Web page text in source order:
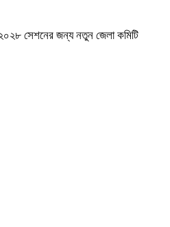
সেশনের জন্য নতুন জেলা কমিটি